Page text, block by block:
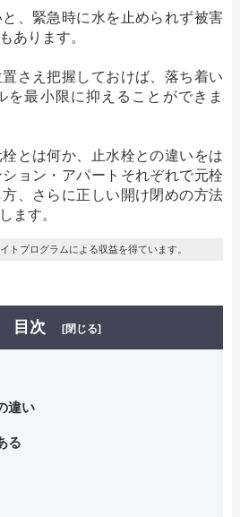
、緊急時に水を止められず被害
あります。
さえ把握しておけば、落ち着い
を最小限に抑えることができま
とは何か、止水栓との違いをは
ョン・アパートそれぞれで元栓
、さらに正しい開け閉めの方法
ます。
トプログラムによる収益を得ています。
目次 [閉じる]
違い
る